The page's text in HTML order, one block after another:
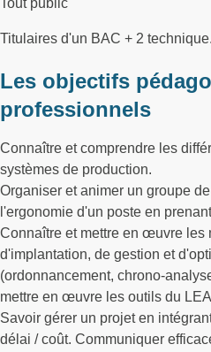
Tout public
Titulaires d'un BAC + 2 technique.
Les objectifs
professionnels
Connaître et comprendre les
systèmes de production.
Organiser et animer un groupe
l'ergonomie d'un poste en
Connaître et mettre en œuvre les
d'implantation, de gestion et
(ordonnancement, chrono-
mettre en œuvre les outils du
Savoir gérer un projet en
délai / coût. Communiquer